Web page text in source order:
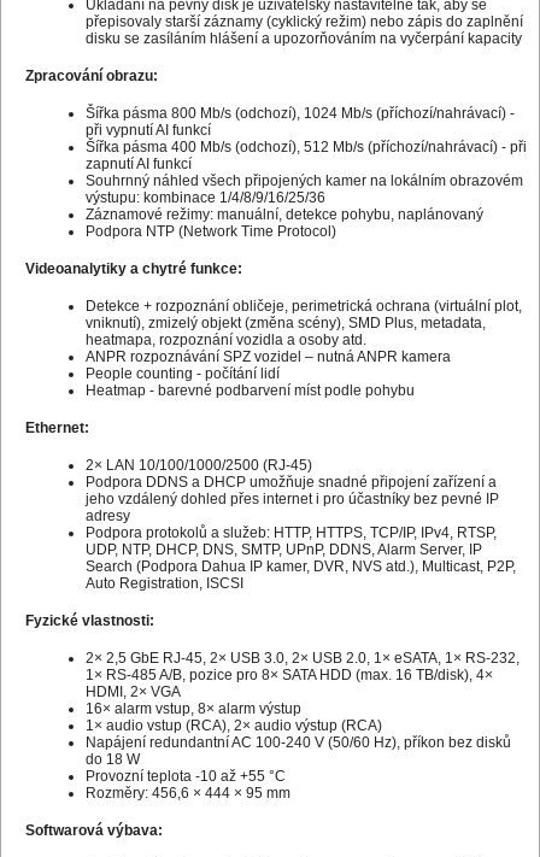
Ukládání na pevný disk je uživatelsky nastavitelné tak, aby se
přepisovaly starší záznamy (cyklický režim) nebo zápis do zaplnění
disku se zasíláním hlášení a upozorňováním na vyčerpání kapacity
Zpracování obrazu:
Šířka pásma 800 Mb/s (odchozí), 1024 Mb/s (příchozí/nahrávací) -
při vypnutí AI funkcí
Šířka pásma 400 Mb/s (odchozí), 512 Mb/s (příchozí/nahrávací) - při
zapnutí AI funkcí
Souhrnný náhled všech připojených kamer na lokálním obrazovém
výstupu: kombinace 1/4/8/9/16/25/36
Záznamové režimy: manuální, detekce pohybu, naplánovaný
Podpora NTP (Network Time Protocol)
Videoanalytiky a chytré funkce:
Detekce + rozpoznání obličeje, perimetrická ochrana (virtuální plot,
vniknutí), zmizelý objekt (změna scény), SMD Plus, metadata,
heatmapa, rozpoznání vozidla a osoby atd.
ANPR rozpoznávání SPZ vozidel – nutná ANPR kamera
People counting - počítání lidí
Heatmap - barevné podbarvení míst podle pohybu
Ethernet:
2× LAN 10/100/1000/2500 (RJ-45)
Podpora DDNS a DHCP umožňuje snadné připojení zařízení a
jeho vzdálený dohled přes internet i pro účastníky bez pevné IP
adresy
Podpora protokolů a služeb: HTTP, HTTPS, TCP/IP, IPv4, RTSP,
UDP, NTP, DHCP, DNS, SMTP, UPnP, DDNS, Alarm Server, IP
Search (Podpora Dahua IP kamer, DVR, NVS atd.), Multicast, P2P,
Auto Registration, ISCSI
Fyzické vlastnosti:
2× 2,5 GbE RJ-45, 2× USB 3.0, 2× USB 2.0, 1× eSATA, 1× RS-232,
1× RS-485 A/B, pozice pro 8× SATA HDD (max. 16 TB/disk), 4×
HDMI, 2× VGA
16× alarm vstup, 8× alarm výstup
1× audio vstup (RCA), 2× audio výstup (RCA)
Napájení redundantní AC 100-240 V (50/60 Hz), příkon bez disků
do 18 W
Provozní teplota -10 až +55 °C
Rozměry: 456,6 × 444 × 95 mm
Softwarová výbava: